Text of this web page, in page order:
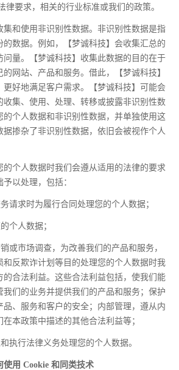
律要求，相关的行业标准或我们的政策。
集和使用非识别性数据。非识别性数据是指
的数据。例如，【梦诚科技】会收集汇总的
问量。【梦诚科技】收集此数据的目的在于
的网站、产品和服务。借此，【梦诚科技】
更好地满足客户需求。【梦诚科技】可能会
收集、使用、处理、转移或披露非识别性数
的个人数据和非识别性数据，并单独使用这
据掺杂了非识别性数据，依旧会被视作个人
的个人数据时我们会遵从适用的法律的要求
以处理，包括：
请求时为履行合同处理您的个人数据；
个人数据；
或市场调查，为改善我们的产品和服务，
和反欺诈计划等目的处理您的个人数据时我
的合法利益。这些合法利益包括，使我们能
我们的业务并提供我们的产品和服务；保护
品、服务和客户的安全；内部管理，遵从内
本政策中描述的其他合法利益等；
执行法律义务处理您的个人数据。
用 Cookie 和同类技术